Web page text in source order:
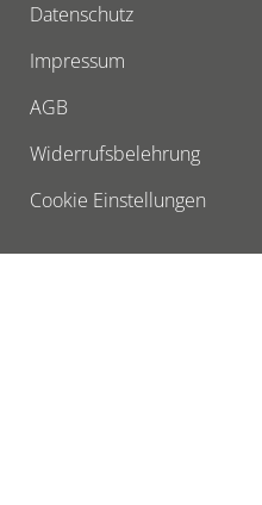
Datenschutz
Impressum
AGB
Widerrufsbelehrung
Cookie Einstellungen